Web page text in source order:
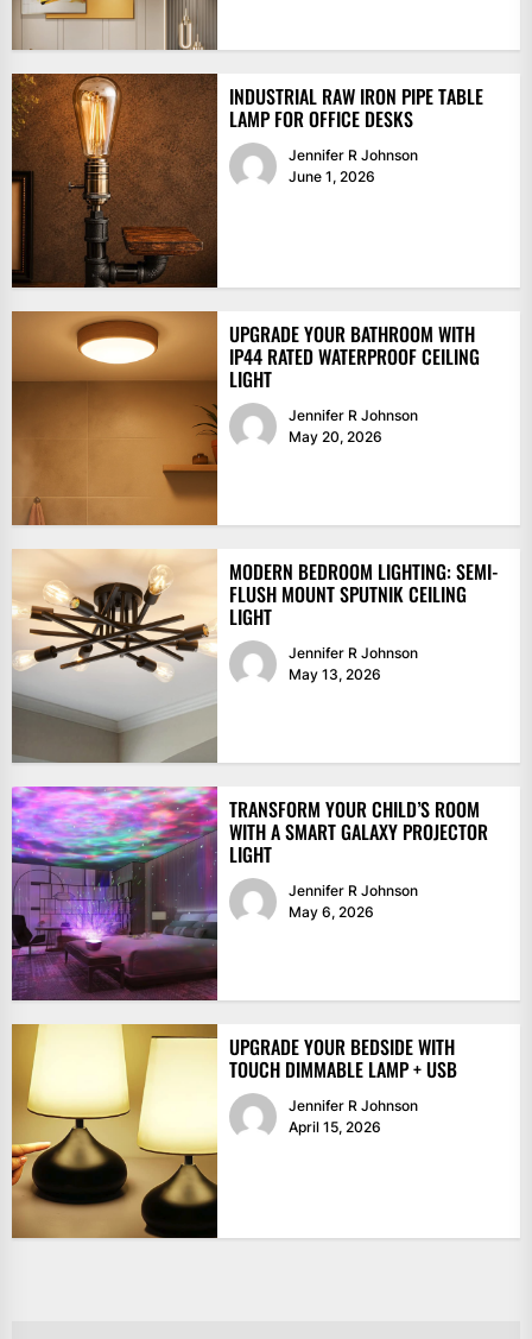
INDUSTRIAL RAW IRON PIPE TABLE
LAMP FOR OFFICE DESKS
Jennifer R Johnson
June 1, 2026
UPGRADE YOUR BATHROOM WITH
IP44 RATED WATERPROOF CEILING
LIGHT
Jennifer R Johnson
May 20, 2026
MODERN BEDROOM LIGHTING: SEMI-
FLUSH MOUNT SPUTNIK CEILING
LIGHT
Jennifer R Johnson
May 13, 2026
TRANSFORM YOUR CHILD’S ROOM
WITH A SMART GALAXY PROJECTOR
LIGHT
Jennifer R Johnson
May 6, 2026
UPGRADE YOUR BEDSIDE WITH
TOUCH DIMMABLE LAMP + USB
Jennifer R Johnson
April 15, 2026